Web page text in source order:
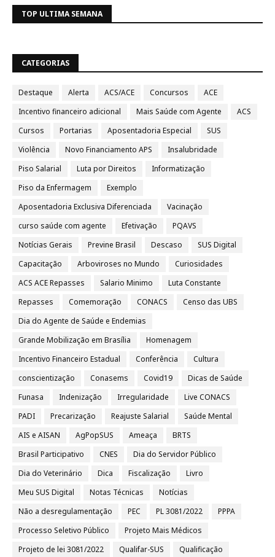
TOP ULTIMA SEMANA
CATEGORIAS
Destaque Alerta ACS/ACE Concursos
ACE
Incentivo financeiro adicional
Mais Saúde com Agente
ACS
Cursos
Portarias Aposentadoria Especial
SUS
Violência
Novo Financiamento APS
Insalubridade
Piso Salarial
Luta por Direitos
Informatização
Piso da Enfermagem
Exemplo
Aposentadoria Exclusiva Diferenciada
Vacinação
curso saúde com agente
Efetivação
PQAVS
Notícias Gerais
Previne Brasil Descaso
SUS Digital
Capacitação
Arboviroses no Mundo
Curiosidades
ACS ACE Repasses
Salario Minimo
Luta Constante
Repasses
Comemoração CONACS
Censo das UBS
Dia do Agente de Saúde e Endemias
Grande Mobilização em Brasília
Homenagem
Incentivo Financeiro Estadual
Conferência
Cultura
conscientização
Conasems Covid19
Dicas de Saúde
Funasa
Indenização Irregularidade
Live CONACS
PADI
Precarização Reajuste Salarial
Saúde Mental
AIS e AISAN
AgPopSUS Ameaça
BRTS
Brasil Participativo
CNES
Dia do Servidor Público
Dia do Veterinário
Dica Fiscalização
Livro
Meu SUS Digital
Notas Técnicas
Notícias
Não a desregulamentação
PEC PL 3081/2022
PPPA
Processo Seletivo Público
Projeto Mais Médicos
Projeto de lei 3081/2022
Qualifar-SUS Qualificação